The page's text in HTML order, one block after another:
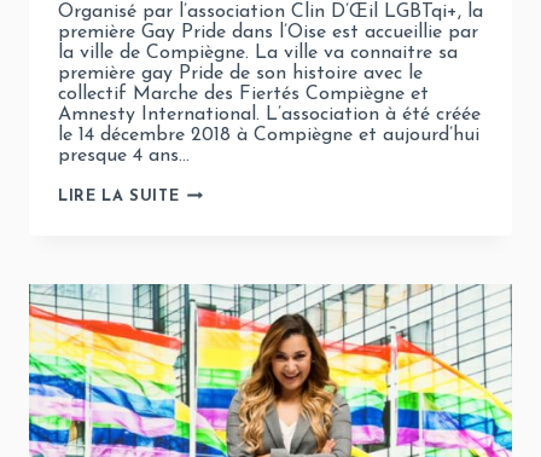
Organisé par l’association Clin D’Œil LGBTqi+, la
première Gay Pride dans l’Oise est accueillie par
la ville de Compiègne. La ville va connaitre sa
première gay Pride de son histoire avec le
collectif Marche des Fiertés Compiègne et
Amnesty International. L’association à été créée
le 14 décembre 2018 à Compiègne et aujourd’hui
presque 4 ans…
LIRE LA SUITEPREMIÈRE
LE
11
JUIN
À
COMPIÈGNE